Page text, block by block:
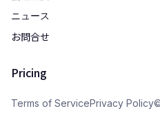
ニュース
お問合せ
Pricing
Terms of ServicePrivacy Policy